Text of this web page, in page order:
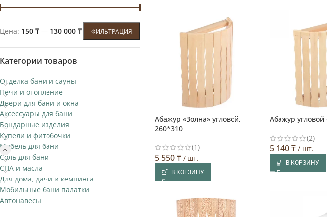
ФИЛЬТРАЦИЯ
Цена: 150 ₸ — 130 000 ₸
Категории товаров
Отделка бани и сауны
Печи и отопление
Двери для бани и окна
Аксессуары для бани
Бондарные изделия
Купели и фитобочки
Мебель для бани
Соль для бани
СПА и масла
Для дома, дачи и кемпинга
Мобильные бани палатки
Автонавесы
Абажур «Волна» угловой,
260*310
(1)
5 550₸/ шт.
В КОРЗИНУ
Абажур угловой
(2)
5 140₸ / шт.
В КОРЗИНУ